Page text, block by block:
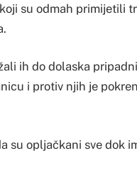
su odmah primijetili
ih do dolaska
i protiv njih je
su opljačkani sve dok